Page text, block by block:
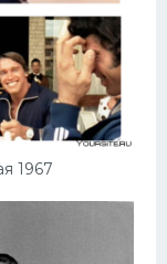
1967